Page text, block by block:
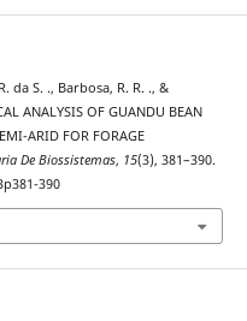
da S. ., Barbosa, R. R. ., &
ANALYSIS OF GUANDU BEAN
ARID FOR FORAGE
De Biossistemas, 15(3), 381–390.
390